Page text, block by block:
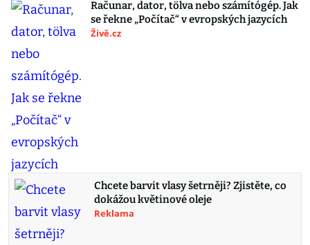
Računar, dator, tölva nebo számítógép. Jak
se řekne „Počítač“ v evropských jazycích
Živě.cz
Chcete barvit vlasy šetrněji? Zjistěte, co
dokážou květinové oleje
Reklama